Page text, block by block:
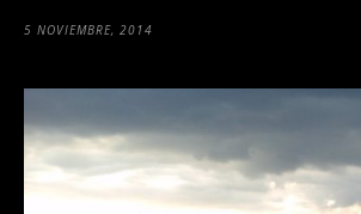
5 NOVIEMBRE, 2014